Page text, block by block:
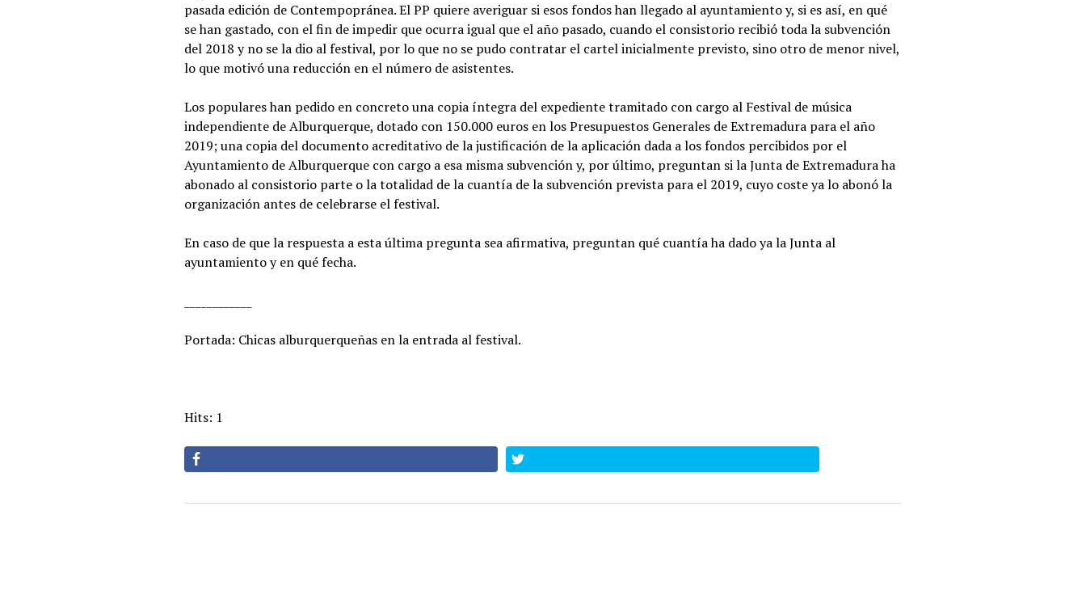
pasada edición de Contempopránea. El PP quiere averiguar si esos fondos han llegado al ayuntamiento y, si es así, en qué
se han gastado, con el fin de impedir que ocurra igual que el año pasado, cuando el consistorio recibió toda la subvención
del 2018 y no se la dio al festival, por lo que no se pudo contratar el cartel inicialmente previsto, sino otro de menor nivel,
lo que motivó una reducción en el número de asistentes.
Los populares han pedido en concreto una copia íntegra del expediente tramitado con cargo al Festival de música
independiente de Alburquerque, dotado con 150.000 euros en los Presupuestos Generales de Extremadura para el año
2019; una copia del documento acreditativo de la justificación de la aplicación dada a los fondos percibidos por el
Ayuntamiento de Alburquerque con cargo a esa misma subvención y, por último, preguntan si la Junta de Extremadura ha
abonado al consistorio parte o la totalidad de la cuantía de la subvención prevista para el 2019, cuyo coste ya lo abonó la
organización antes de celebrarse el festival.
En caso de que la respuesta a esta última pregunta sea afirmativa, preguntan qué cuantía ha dado ya la Junta al
ayuntamiento y en qué fecha.
Portada: Chicas alburquerqueñas en la entrada al festival.
Hits: 1